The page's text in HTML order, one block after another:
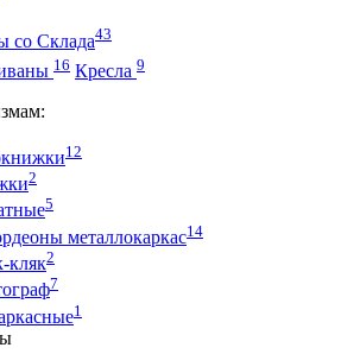
со Склада43
16 Кресла 9
12
2
5
металлокаркас14
кляк2
7
1